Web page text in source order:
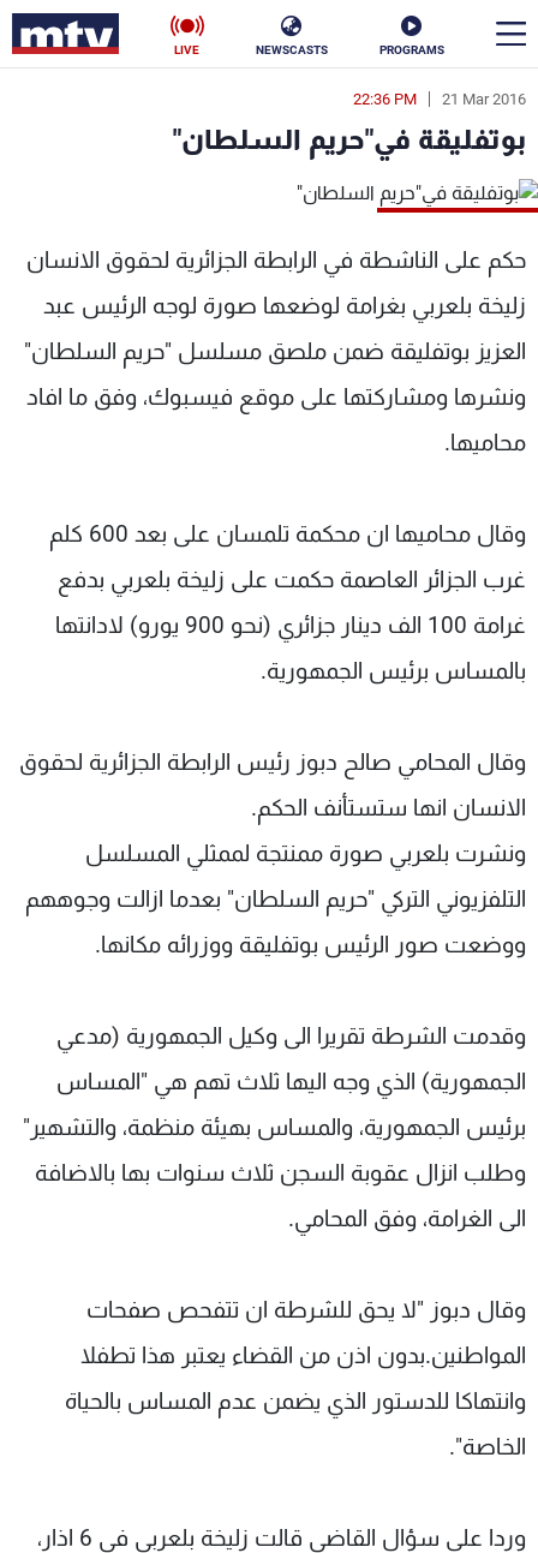
PROGRAMS
NEWSCASTS
LIVE
21 Mar 2016
22:36 PM
بوتفليقة في"حريم السلطان"
حكم على الناشطة في الرابطة الجزائرية لحقوق الانسان
زليخة بلعربي بغرامة لوضعها صورة لوجه الرئيس عبد
العزيز بوتفليقة ضمن ملصق مسلسل "حريم السلطان"
ونشرها ومشاركتها على موقع فيسبوك، وفق ما افاد
محاميها.
وقال محاميها ان محكمة تلمسان على بعد 600 كلم
غرب الجزائر العاصمة حكمت على زليخة بلعربي بدفع
غرامة 100 الف دينار جزائري (نحو 900 يورو) لادانتها
بالمساس برئيس الجمهورية.
وقال المحامي صالح دبوز رئيس الرابطة الجزائرية لحقوق
الانسان انها ستستأنف الحكم.
ونشرت بلعربي صورة ممنتجة لممثلي المسلسل
التلفزيوني التركي "حريم السلطان" بعدما ازالت وجوههم
ووضعت صور الرئيس بوتفليقة ووزرائه مكانها.
وقدمت الشرطة تقريرا الى وكيل الجمهورية (مدعي
الجمهورية) الذي وجه اليها ثلاث تهم هي "المساس
برئيس الجمهورية، والمساس بهيئة منظمة، والتشهير"
وطلب انزال عقوبة السجن ثلاث سنوات بها بالاضافة
الى الغرامة، وفق المحامي.
وقال دبوز "لا يحق للشرطة ان تتفحص صفحات
المواطنين.بدون اذن من القضاء يعتبر هذا تطفلا
وانتهاكا للدستور الذي يضمن عدم المساس بالحياة
الخاصة".
وردا على سؤال القاضي قالت زليخة بلعربي في 6 اذار،
en
الأخبار
سياسة
إقتصاد فن
كأس العالم
جدول البرامج
شاهد البرامج
الترددات
عن MTV
وظائف
سياسة الخصوصية